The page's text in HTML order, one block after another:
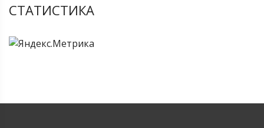
СТАТИСТИКА